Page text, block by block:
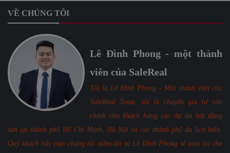
VỀ CHÚNG TÔI
Lê Đình Phong - một thành
viên của SaleReal
Tôi là Lê Đình Phong - Một thành viên của
SaleReal Team, tôi là chuyên gia tư vấn
chính cho khách hàng các dự án bất động
sản tại thành phố Hồ Chí Minh, Hà Nội và các thành phố du lịch biển.
Quý khách hãy trao chúng tôi niềm tin và Lê Đình Phong sẽ trao lại cho